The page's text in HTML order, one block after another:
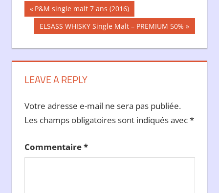
Navigation
de
l’article
Publication
précédente :
P&M single malt 7 ans (2016)
Publication
suivante :
ELSASS WHISKY Single Malt – PREMIUM 50%
LEAVE A REPLY
Votre adresse e-mail ne sera pas publiée.
Les champs obligatoires sont indiqués avec*
Commentaire*